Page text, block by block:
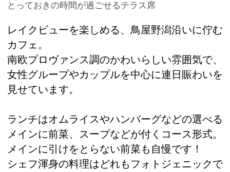
とっておきの時間が過ごせるテラス席
レイクビューを楽しめる、鳥屋野潟沿いに佇む
カフェ。
南欧プロヴァンス調のかわいらしい雰囲気で、
女性グループやカップルを中心に連日賑わいを
見せています。
ランチはオムライスやハンバーグなどの選べる
メインに前菜、スープなどが付くコース形式。
メインに引けをとらない前菜も自慢です！
シェフ渾身の料理はどれもフォトジェニックで